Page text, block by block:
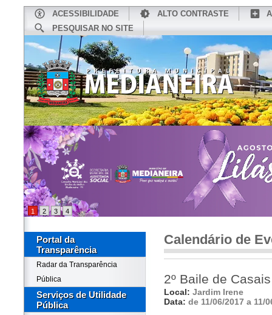
ACESSIBILIDADE ALTO CONTRASTE
PESQUISAR NO SITE
CONHEÇA MEDIANEIRA
1 2 3 4
Portal da
Transparência
Radar da Transparência
Pública
Serviços de Utilidade
Pública
Calendário de
2º Baile de
Local: Jardim Irene
Data: de 11/06/2017 a 11/